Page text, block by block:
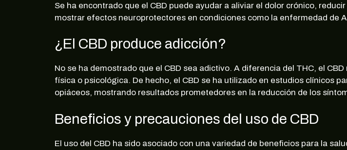
Se ha encontrado que el CBD puede ayudar a aliviar el dolor crónico,
mostrar efectos neuroprotectores en condiciones como la enfermedad de
¿El CBD produce adicción?
No se ha demostrado que el CBD sea adictivo. A diferencia del THC, el
física o psicológica. De hecho, el CBD se ha utilizado en estudios clínicos
opiáceos, mostrando resultados prometedores en la reducción de los
Beneficios y precauciones del uso de CBD
El uso del CBD ha sido asociado con una variedad de beneficios para la